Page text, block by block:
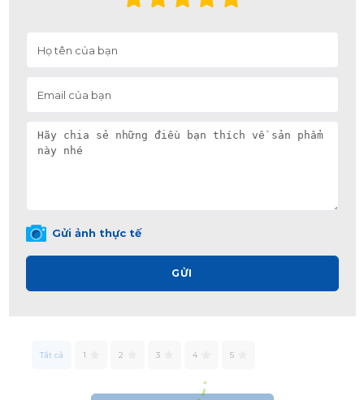
Gửi ảnh thực tế
GỬI
Tất cả 1 2 3 4 5